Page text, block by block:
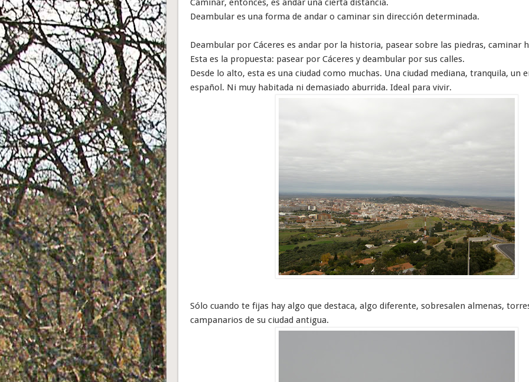
Caminar, entonces, es andar una cierta distancia.
Deambular es una forma de andar o caminar sin dirección determinada.
Deambular por Cáceres es andar por la historia, pasear sobre las piedras, caminar
Esta es la propuesta: pasear por Cáceres y deambular por sus calles.
Desde lo alto, esta es una ciudad como muchas. Una ciudad mediana, tranquila, un
español. Ni muy habitada ni demasiado aburrida. Ideal para vivir.
Sólo cuando te fijas hay algo que destaca, algo diferente, sobresalen almenas,
campanarios de su ciudad antigua.